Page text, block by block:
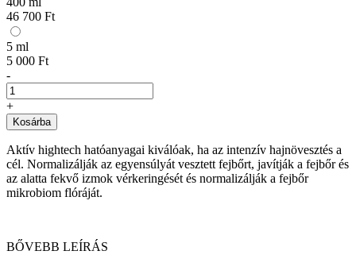
46 700 Ft
5 ml
5 000 Ft
-
+
Kosárba
Aktív hightech hatóanyagai kiválóak, ha az intenzív hajnövesztés a
cél. Normalizálják az egyensúlyát vesztett fejbőrt, javítják a fejbőr és
az alatta fekvő izmok vérkeringését és normalizálják a fejbőr
mikrobiom flóráját.
BŐVEBB LEÍRÁS